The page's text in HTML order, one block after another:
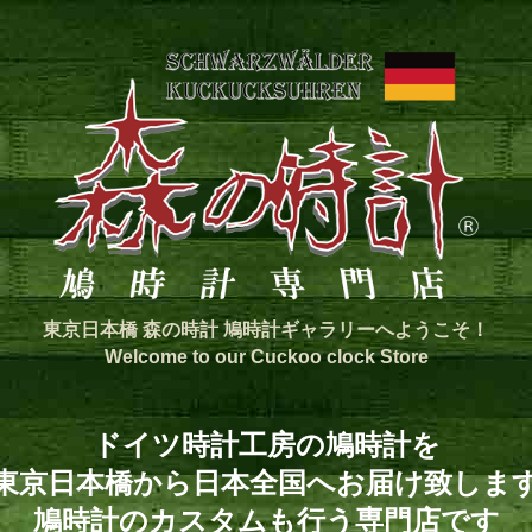
東京日本橋 森の時計 鳩時計ギャラリーへようこそ！
Welcome to our Cuckoo clock Store
ドイツ時計工房の鳩時計を
京日本橋から日本全国へお届け致しま
鳩時計のカスタムも行う専門店です